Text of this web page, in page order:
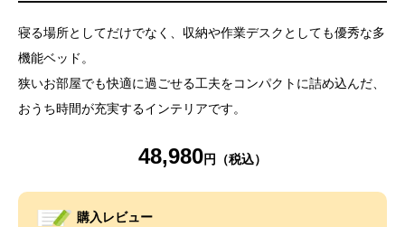
寝る場所としてだけでなく、収納や作業デスクとしても優秀な多
機能ベッド。
狭いお部屋でも快適に過ごせる工夫をコンパクトに詰め込んだ、
おうち時間が充実するインテリアです。
48,980
購入レビュー